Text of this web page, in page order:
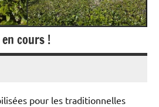
cours !
pour les traditionnelles